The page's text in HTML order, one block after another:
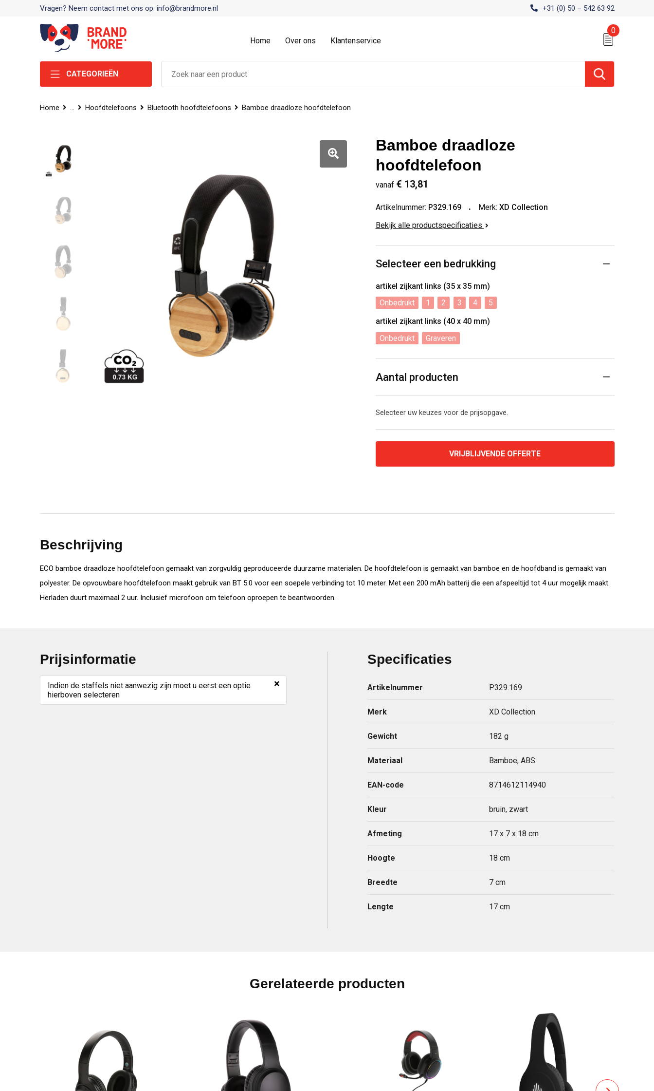
Vragen? Neem contact met ons op: info@brandmore.nl +31 (0) 50 – 542 63 92
Home Over ons Klantenservice
0
CATEGORIEËN
Home ... Hoofdtelefoons Bluetooth hoofdtelefoons Bamboe draadloze hoofdtelefoon
Bamboe draadloze
hoofdtelefoon
vanaf € 13,81
Artikelnummer: P329.169 Merk: XD Collection
Bekijk alle productspecificaties
Selecteer een bedrukking
artikel zijkant links (35 x 35 mm)
Onbedrukt
1 2 3 4
5
artikel zijkant links (40 x 40 mm)
Onbedrukt
Graveren
Aantal producten
Selecteer uw keuzes voor de prijsopgave.
VRIJBLIJVENDE OFFERTE
Beschrijving
ECO bamboe draadloze hoofdtelefoon gemaakt van zorgvuldig geproduceerde duurzame materialen. De hoofdtelefoon is gemaakt van bamboe en de hoofdband is gemaakt van
polyester. De opvouwbare hoofdtelefoon maakt gebruik van BT 5.0 voor een soepele verbinding tot 10 meter. Met een 200 mAh batterij die een afspeeltijd tot 4 uur mogelijk maakt.
Herladen duurt maximaal 2 uur. Inclusief microfoon om telefoon oproepen te beantwoorden.
Prijsinformatie
Indien de staffels niet aanwezig zijn moet u eerst een optie
hierboven selecteren
×
Specificaties
Artikelnummer P329.169
Merk XD Collection
Gewicht 182 g
Materiaal Bamboe, ABS
EAN-code 8714612114940
Kleur bruin, zwart
Afmeting 17 x 7 x 18 cm
Hoogte 18 cm
Breedte 7 cm
Lengte 17 cm
Gerelateerde producten